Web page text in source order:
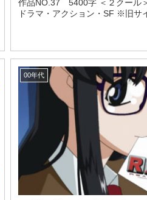
作品NO.37 5400字 ＜２クー
ドラマ・アクション・SF ※旧サ
00年代